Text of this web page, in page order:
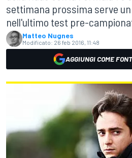
settimana prossima serve
nell'ultimo test pre-
Matteo Nugnes
Modificato: 26 feb 2016, 11:48
AGGIUNGI COME